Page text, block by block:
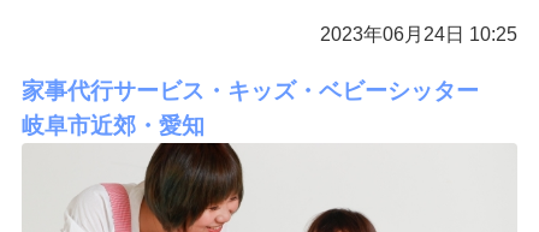
2023年06月24日 10:25
家事代行サービス・キッズ・ベビーシッター
岐阜市近郊・愛知